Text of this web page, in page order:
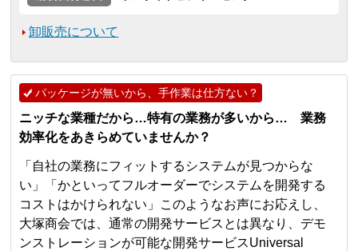
卸販売について
パッケージが無いから、手作業は仕方ない？
ニッチな業種だから…特有の業務が多いから… 業務
効率化をあきらめていませんか？
「自社の業務にフィットするシステムが見つからな
い」「かといってフルオーダーでシステムを開発する
コストはかけられない」このようなお声にお応えし、
大塚商会では、通常の開発サービスとは異なり、デモ
ンストレーションが可能な開発サービスUniversal